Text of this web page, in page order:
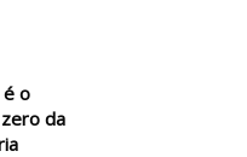
é o
da